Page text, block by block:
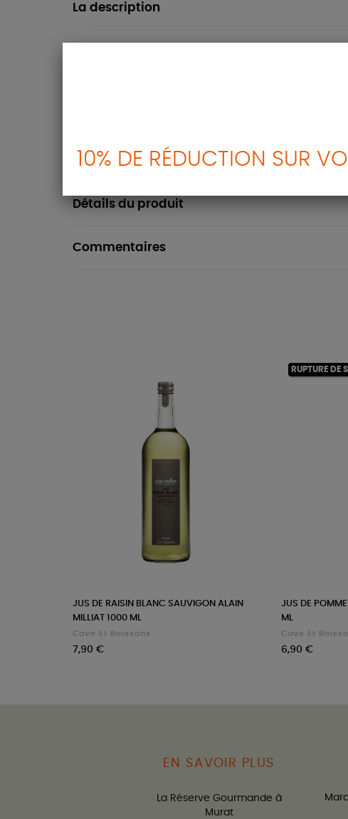
La description
Pulpe de pêche de vigne 50%, eau, sucre,
Se conserve 3 jours au réfrigérateur après ouverture.
Détails du produit
Commentaires
JUS DE RAISIN BLANC SAUVIGON ALAIN
MILLIAT 1000 ML
Cave Et Boissons
Prix
7,90 €
RUPTURE DE
JUS DE
ML
Cave Et
Prix
6,90 €
EN SAVOIR PLUS
La Réserve Gourmande à
Murat
10% DE RÉDUCTION SUR